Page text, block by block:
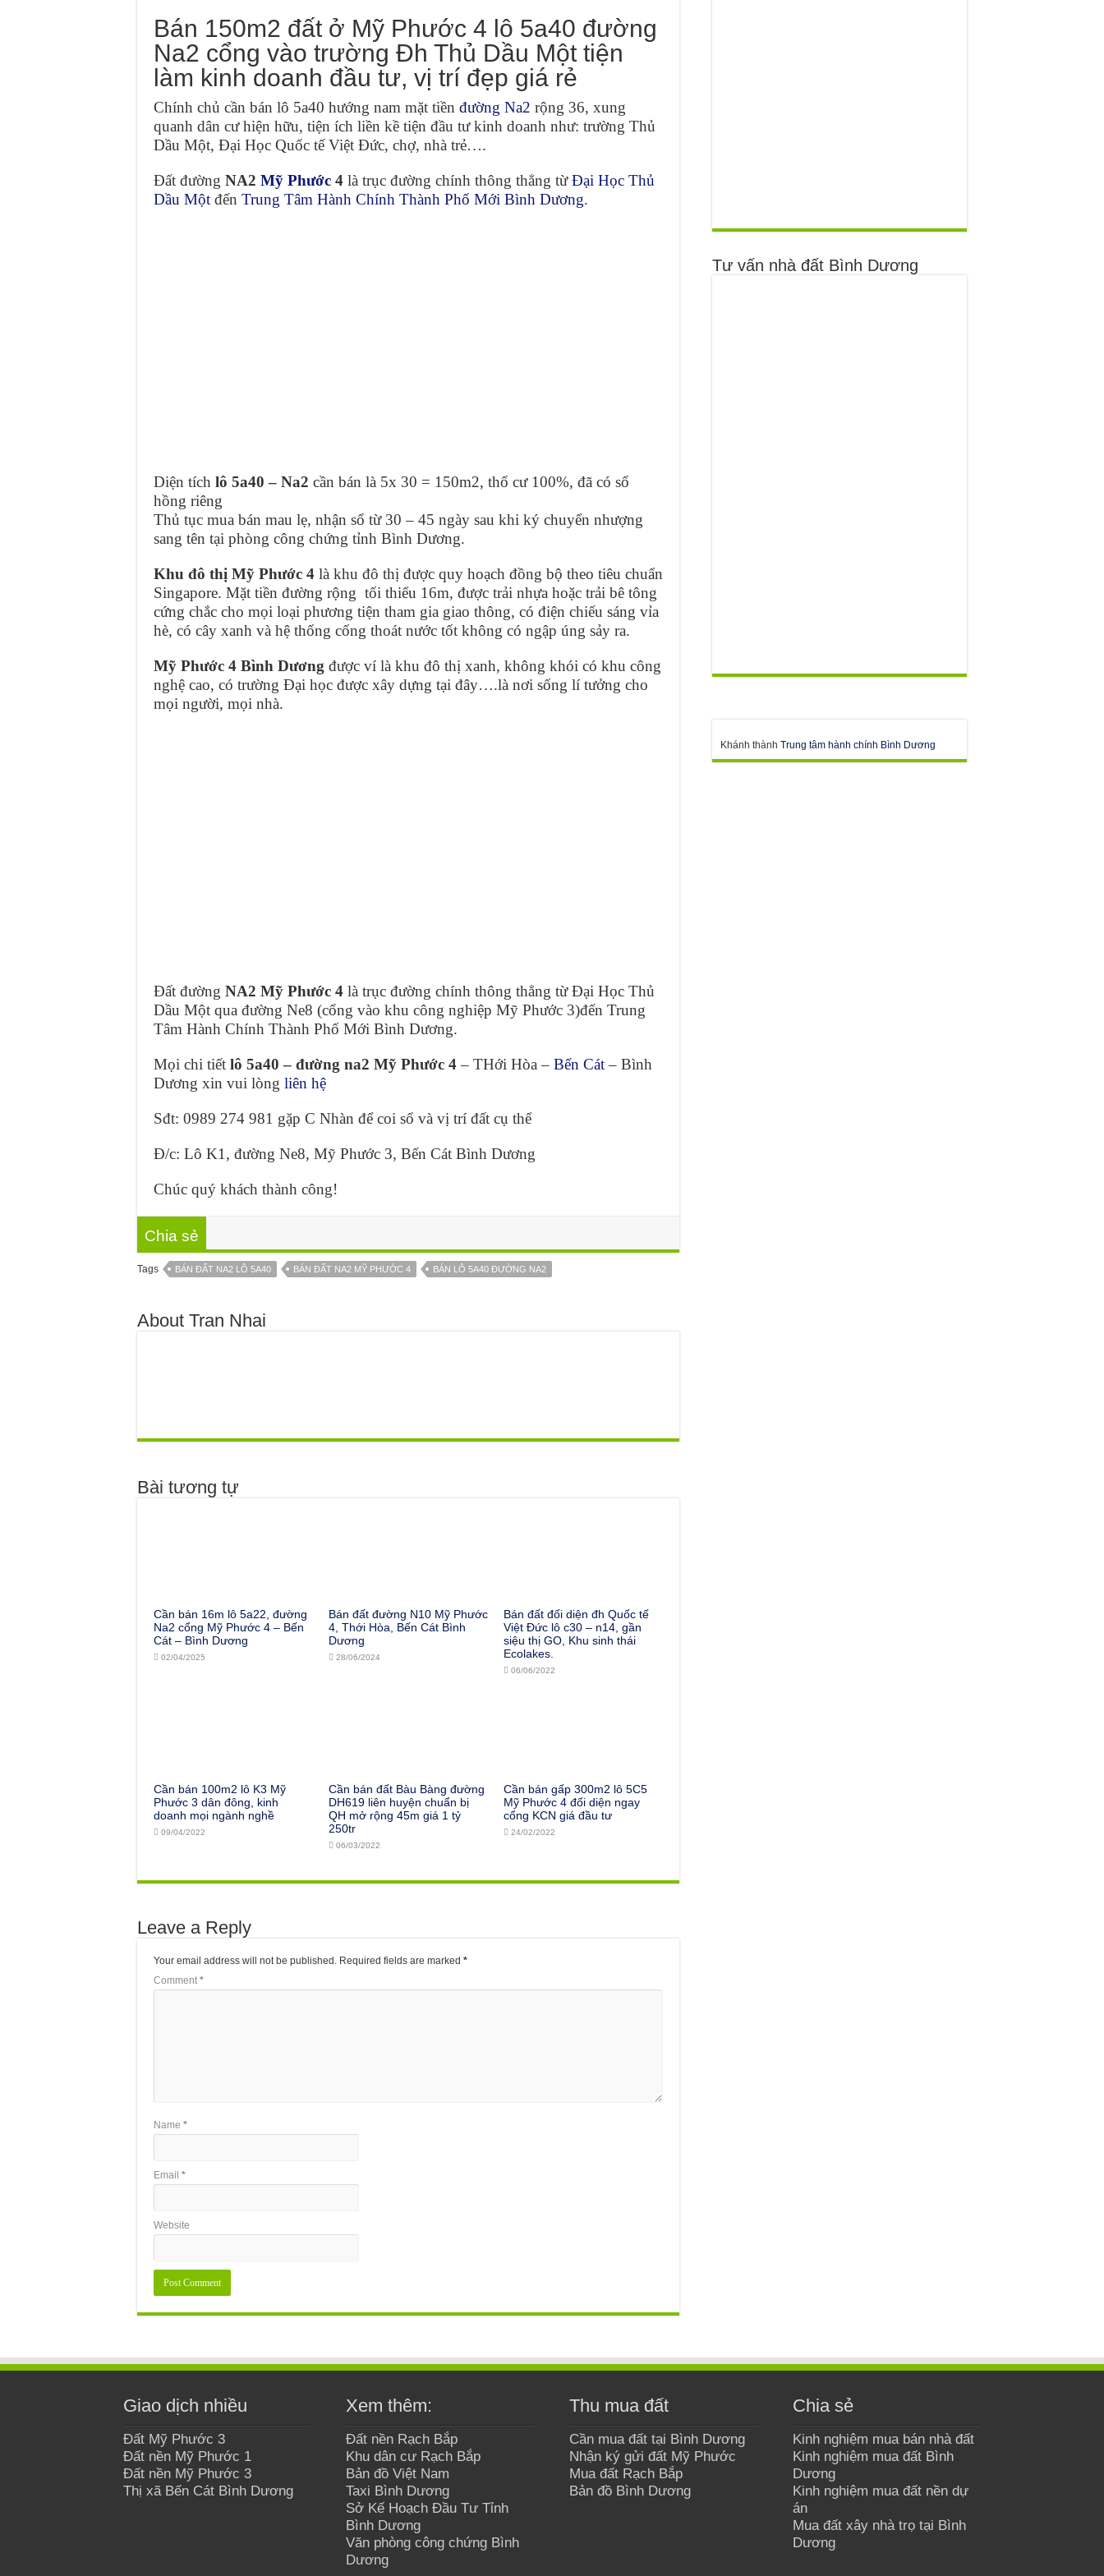
Bán 150m2 đất ở Mỹ Phước 4 lô 5a40 đường
Na2 cổng vào trường Đh Thủ Dầu Một tiện
làm kinh doanh đầu tư, vị trí đẹp giá rẻ
Chính chủ cần bán lô 5a40 hướng nam mặt tiền đường Na2 rộng 36, xung
quanh dân cư hiện hữu, tiện ích liền kề tiện đầu tư kinh doanh như: trường Thủ
Dầu Một, Đại Học Quốc tế Việt Đức, chợ, nhà trẻ….
Đất đường NA2 Mỹ Phước 4 là trục đường chính thông thẳng từĐại Học Thủ
Dầu Một đến Trung Tâm Hành Chính Thành Phố Mới Bình Dương.
Diện tích lô 5a40 – Na2 cần bán là 5x 30 = 150m2, thổ cư 100%, đã có sổ
hồng riêng
Thủ tục mua bán mau lẹ, nhận sổ từ 30 – 45 ngày sau khi ký chuyển nhượng
sang tên tại phòng công chứng tỉnh Bình Dương.
Khu đô thị Mỹ Phước 4 là khu đô thị được quy hoạch đồng bộ theo tiêu chuẩn
Singapore. Mặt tiền đường rộng tối thiểu 16m, được trải nhựa hoặc trải bê tông
cứng chắc cho mọi loại phương tiện tham gia giao thông, có điện chiếu sáng vỉa
hè, có cây xanh và hệ thống cống thoát nước tốt không có ngập úng sảy ra.
Mỹ Phước 4 Bình Dương được ví là khu đô thị xanh, không khói có khu công
nghệ cao, có trường Đại học được xây dựng tại đây….là nơi sống lí tưởng cho
mọi người, mọi nhà.
Đất đường NA2 Mỹ Phước 4 là trục đường chính thông thẳng từ Đại Học Thủ
Dầu Một qua đường Ne8 (cổng vào khu công nghiệp Mỹ Phước 3)đến Trung
Tâm Hành Chính Thành Phố Mới Bình Dương.
Mọi chi tiết lô 5a40 – đường na2 Mỹ Phước 4– THới Hòa – Bến Cát– Bình
Dương xin vui lòng liên hệ
Sđt: 0989 274 981 gặp C Nhàn để coi sổ và vị trí đất cụ thể
Đ/c: Lô K1, đường Ne8, Mỹ Phước 3, Bến Cát Bình Dương
Chúc quý khách thành công!
Chia sẻ
Tags BÁN ĐẤT NA2 LÔ 5A40 BÁN ĐẤT NA2 MỸ PHƯỚC 4 BÁN LÔ 5A40 ĐƯỜNG NA2
About Tran Nhai
Bài tương tự
Cần bán 16m lô 5a22, đường
Na2 cổng Mỹ Phước 4 – Bến
Cát – Bình Dương
02/04/2025
Bán đất đường N10 Mỹ Phước
4, Thới Hòa, Bến Cát Bình
Dương
28/06/2024
Bán đất đối diện đh Quốc tế
Việt Đức lô c30 – n14, gần
siệu thị GO, Khu sinh thái
Ecolakes.
06/06/2022
Cần bán 100m2 lô K3 Mỹ
Phước 3 dân đông, kinh
doanh mọi ngành nghề
09/04/2022
Cần bán đất Bàu Bàng đường
DH619 liên huyện chuẩn bị
QH mở rộng 45m giá 1 tỷ
250tr
06/03/2022
Cần bán gấp 300m2 lô 5C5
Mỹ Phước 4 đối diện ngay
cổng KCN giá đầu tư
24/02/2022
Leave a Reply
Your email address will not be published. Required fields are marked *
Comment *
Name *
Email *
Website
Tư vấn nhà đất Bình Dương
Khánh thành Trung tâm hành chính Bình Dương
Giao dịch nhiều
Đất Mỹ Phước 3
Đất nền Mỹ Phước 1
Đất nền Mỹ Phước 3
Thị xã Bến Cát Bình Dương
Xem thêm:
Đất nền Rạch Bắp
Khu dân cư Rạch Bắp
Bản đồ Việt Nam
Taxi Bình Dương
Sở Kế Hoạch Đầu Tư Tỉnh
Bình Dương
Văn phòng công chứng Bình
Dương
Thu mua đất
Cần mua đất tại Bình Dương
Nhận ký gửi đất Mỹ Phước
Mua đất Rạch Bắp
Bản đồ Bình Dương
Chia sẻ
Kinh nghiệm mua bán nhà đất
Kinh nghiệm mua đất Bình
Dương
Kinh nghiệm mua đất nền dự
án
Mua đất xây nhà trọ tại Bình
Dương